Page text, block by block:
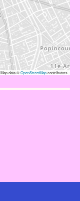
Map data ©OpenStreetMapcontributors